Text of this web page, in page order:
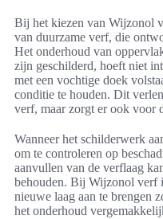
Bij het kiezen van Wijzonol
van duurzame verf, die
Het onderhoud van
zijn geschilderd, hoeft niet
met een vochtige doek
conditie te houden. Dit
verf, maar zorgt er ook voor
Wanneer het schilderwerk
om te controleren op
aanvullen van de verflaag
behouden. Bij Wijzonol verf
nieuwe laag aan te brengen
het onderhoud